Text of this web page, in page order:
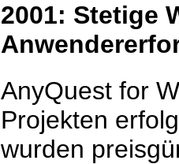
2001: Stetige
AnyQuest for
Projekten
wurden